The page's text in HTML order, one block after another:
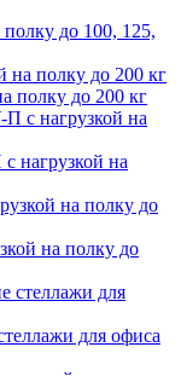
до 100, 125,
полку до 200 кг
нагрузкой на
на полку до
для офиса